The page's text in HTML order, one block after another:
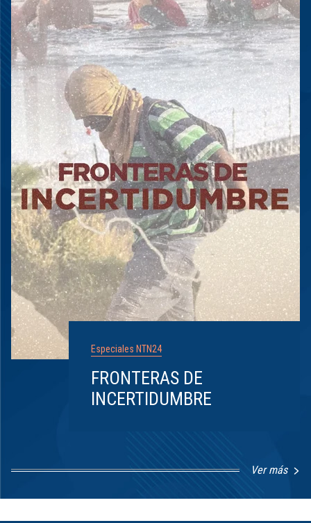
Especiales NTN24
FRONTERAS DE
INCERTIDUMBRE
Ver más
1